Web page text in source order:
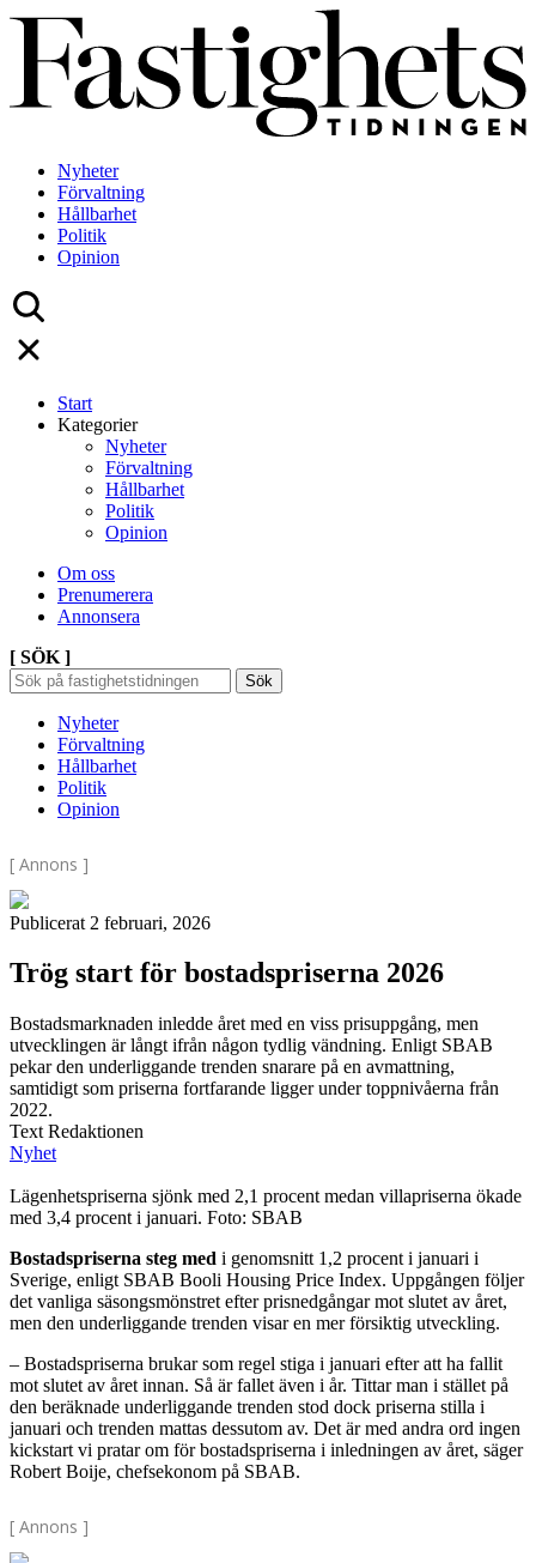
Skip
content
Nyheter
Förvaltning
Hållbarhet
Politik
Opinion
Start
Kategorier
Nyheter
Förvaltning
Hållbarhet
Politik
Opinion
Om oss
Prenumerera
Annonsera
[ SÖK ]
Sök
efter:
Sök
Sök
Nyheter
Förvaltning
Hållbarhet
Politik
Opinion
[ Annons ]
Publicerat 2 februari, 2026
Trög start för bostadspriserna 2026
Bostadsmarknaden inledde året med en viss prisuppgång, men
utvecklingen är långt ifrån någon tydlig vändning. Enligt SBAB
pekar den underliggande trenden snarare på en avmattning,
samtidigt som priserna fortfarande ligger under toppnivåerna från
2022.
Text Redaktionen
Nyhet
Lägenhetspriserna sjönk med 2,1 procent medan villapriserna ökade
med 3,4 procent i januari. Foto: SBAB
Bostadspriserna steg med i genomsnitt 1,2 procent i januari i
Sverige, enligt SBAB Booli Housing Price Index. Uppgången följer
det vanliga säsongsmönstret efter prisnedgångar mot slutet av året,
men den underliggande trenden visar en mer försiktig utveckling.
– Bostadspriserna brukar som regel stiga i januari efter att ha fallit
mot slutet av året innan. Så är fallet även i år. Tittar man i stället på
den beräknade underliggande trenden stod dock priserna stilla i
januari och trenden mattas dessutom av. Det är med andra ord ingen
kickstart vi pratar om för bostadspriserna i inledningen av året, säger
Robert Boije, chefsekonom på SBAB.
[ Annons ]